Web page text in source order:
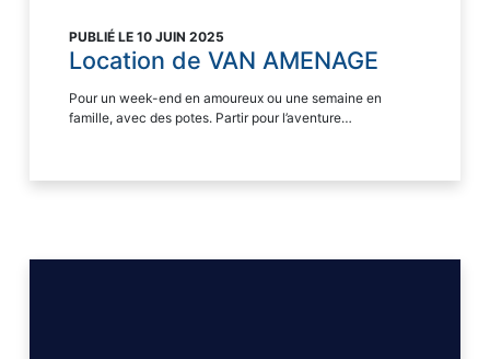
PUBLIÉ LE 10 JUIN 2025
Location de VAN AMENAGE
Pour un week-end en amoureux ou une semaine en
famille, avec des potes. Partir pour l’aventure…